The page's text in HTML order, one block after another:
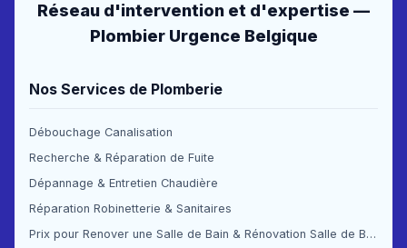
Réseau d'intervention et d'expertise —
Plombier Urgence Belgique
Nos Services de Plomberie
Débouchage Canalisation
Recherche & Réparation de Fuite
Dépannage & Entretien Chaudière
Réparation Robinetterie & Sanitaires
Prix pour Renover une Salle de Bain & Rénovation Salle de Bain Prix